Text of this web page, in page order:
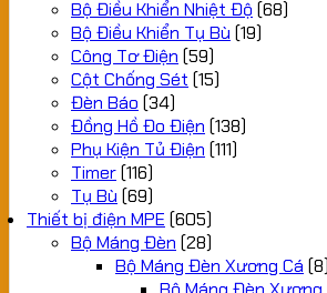
Bộ Điều Khiển Nhiệt Độ (68)
Bộ Điều Khiển Tụ Bù (19)
Công Tơ Điện (59)
Cột Chống Sét (15)
Đèn Báo (34)
Đồng Hồ Đo Điện (138)
Phụ Kiện Tủ Điện (111)
Timer(116)
Tụ Bù (69)
Thiết bị điện MPE (605)
Bộ Máng Đèn (28)
Bộ Máng Đèn Xương Cá (8)